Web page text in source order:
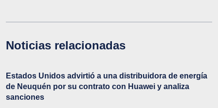
Noticias relacionadas
Estados Unidos advirtió a una distribuidora de energía
de Neuquén por su contrato con Huawei y analiza
sanciones